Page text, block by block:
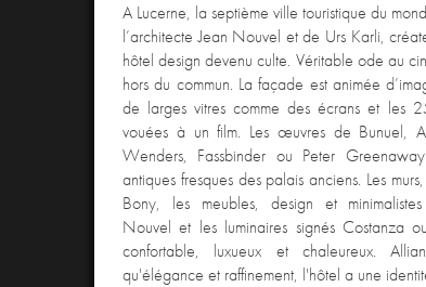
A Lucerne, la septième ville touristique du
l’architecte Jean Nouvel et de Urs Karli,
hôtel design devenu culte. Véritable ode au
hors du commun. La façade est animée
de larges vitres comme des écrans et les
vouées à un film. Les œuvres de Bunuel,
Wenders, Fassbinder ou Peter
antiques fresques des palais anciens. Les
Bony, les meubles, design et
Nouvel et les luminaires signés Costanza
confortable, luxueux et chaleureux.
qu'élégance et raffinement, l'hôtel a une